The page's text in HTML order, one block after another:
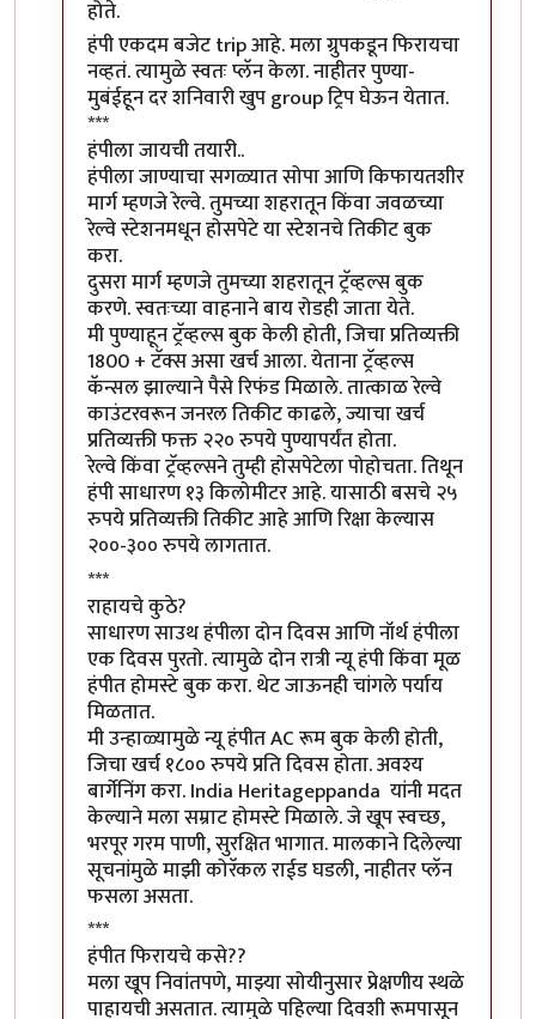
होते.
हंपी एकदम बजेट trip आहे. मला ग्रुपकडून फिरायचा
नव्हतं. त्यामुळे स्वतः प्लॅन केला. नाहीतर पुण्या-
मुबंईहून दर शनिवारी खुप group ट्रिप घेऊन येतात.
***
हंपीला जायची तयारी..
हंपीला जाण्याचा सगळ्यात सोपा आणि किफायतशीर
मार्ग म्हणजे रेल्वे. तुमच्या शहरातून किंवा जवळच्या
रेल्वे स्टेशनमधून होसपेटे या स्टेशनचे तिकीट बुक
करा.
दुसरा मार्ग म्हणजे तुमच्या शहरातून ट्रॅव्हल्स बुक
करणे. स्वतःच्या वाहनाने बाय रोडही जाता येते.
मी पुण्याहून ट्रॅव्हल्स बुक केली होती, जिचा प्रतिव्यक्ती
1800 + टॅक्स असा खर्च आला. येताना ट्रॅव्हल्स
कॅन्सल झाल्याने पैसे रिफंड मिळाले. तात्काळ रेल्वे
काउंटरवरून जनरल तिकीट काढले, ज्याचा खर्च
प्रतिव्यक्ती फक्त २२० रुपये पुण्यापर्यंत होता.
रेल्वे किंवा ट्रॅव्हल्सने तुम्ही होसपेटेला पोहोचता. तिथून
हंपी साधारण १३ किलोमीटर आहे. यासाठी बसचे २५
रुपये प्रतिव्यक्ती तिकीट आहे आणि रिक्षा केल्यास
२००-३०० रुपये लागतात.
***
राहायचे कुठे?
साधारण साउथ हंपीला दोन दिवस आणि नॉर्थ हंपीला
एक दिवस पुरतो. त्यामुळे दोन रात्री न्यू हंपी किंवा मूळ
हंपीत होमस्टे बुक करा. थेट जाऊनही चांगले पर्याय
मिळतात.
मी उन्हाळ्यामुळे न्यू हंपीत AC रूम बुक केली होती,
जिचा खर्च १८०० रुपये प्रति दिवस होता. अवश्य
बार्गेनिंग करा. India Heritageppanda यांनी मदत
केल्याने मला सम्राट होमस्टे मिळाले. जे खूप स्वच्छ,
भरपूर गरम पाणी, सुरक्षित भागात. मालकाने दिलेल्या
सूचनांमुळे माझी कोरॅकल राईड घडली, नाहीतर प्लॅन
फसला असता.
***
हंपीत फिरायचे कसे??
मला खूप निवांतपणे, माझ्या सोयीनुसार प्रेक्षणीय स्थळे
पाहायची असतात. त्यामुळे पहिल्या दिवशी रूमपासून